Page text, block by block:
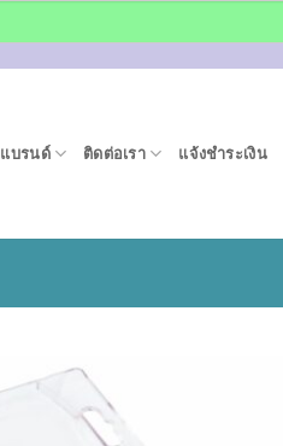
แบรนด์ ติดต่อเรา แจ้งชำระเงิน